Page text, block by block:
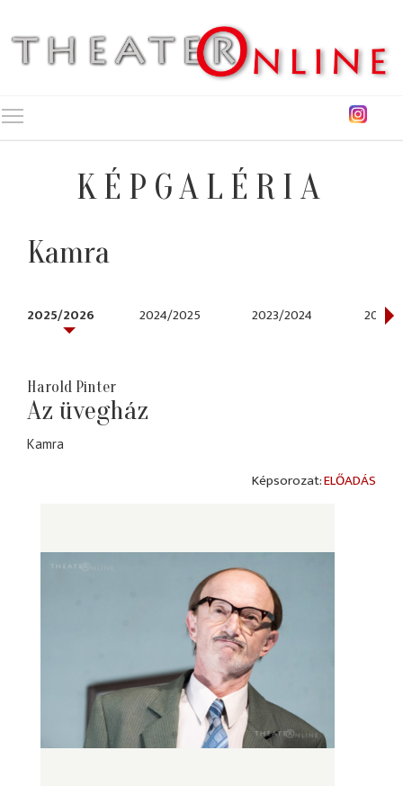
KÉPGALÉRIA
Kamra
2025/2026 2024/2025 2023/2024 2022/
Harold Pinter
Az üvegház
Kamra
ELŐADÁS